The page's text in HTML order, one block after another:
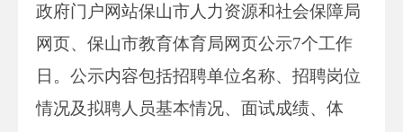
政府门户网站保山市人力资源和社会保障局
网页、保山市教育体育局网页公示7个工作
日。公示内容包括招聘单位名称、招聘岗位
情况及拟聘人员基本情况、面试成绩、体